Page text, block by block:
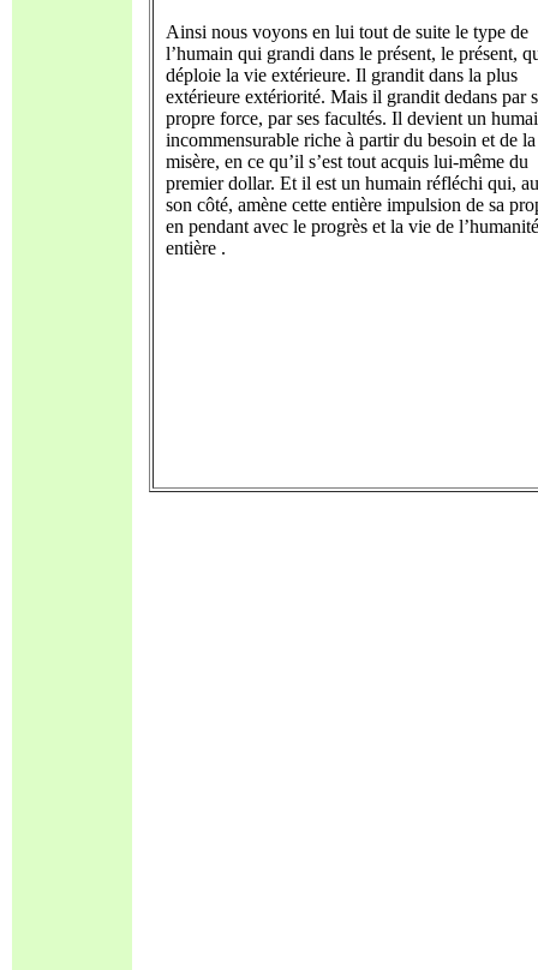
Ainsi nous voyons en lui tout de suite le type de
l’humain qui grandi dans le présent, le présent,
déploie la vie extérieure. Il grandit dans la plus
extérieure extériorité. Mais il grandit dedans par
propre force, par ses facultés. Il devient un
incommensurable riche à partir du besoin et de la
misère, en ce qu’il s’est tout acquis lui-même du
premier dollar. Et il est un humain réfléchi qui,
son côté, amène cette entière impulsion de sa
en pendant avec le progrès et la vie de l’humanité
entière .